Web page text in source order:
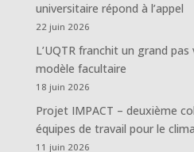
universitaire répond à l’appel
22 juin 2026
L’UQTR franchit un grand
modèle facultaire
18 juin 2026
Projet IMPACT – deuxième
équipes de travail pour le
11 juin 2026